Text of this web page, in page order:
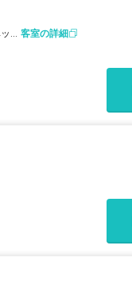
セミダブルベッド 2 台およびシングルベッド 1 台 客室の詳細